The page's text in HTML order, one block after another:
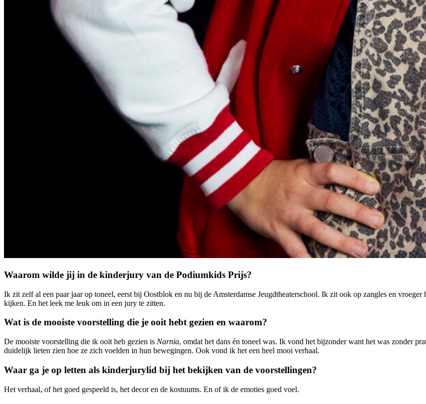
Waarom wilde jij in de kinderjury van de Podiumkids Prijs?
Ik zit zelf al een paar jaar op toneel, eerst bij Oostblok en nu bij de Amsterdamse Jeugdtheaterschool. Ik zit ook op zangles en
kijken. En het leek me leuk om in een jury te zitten.
Wat is de mooiste voorstelling die je ooit hebt gezien en waarom?
De mooiste voorstelling die ik ooit heb gezien is Narnia, omdat het dans én toneel was. Ik vond het bijzonder want het was zonder
duidelijk lieten zien hoe ze zich voelden in hun bewegingen. Ook vond ik het een heel mooi verhaal.
Waar ga je op letten als kinderjurylid bij het bekijken van de voorstellingen?
Het verhaal, of het goed gespeeld is, het decor en de kostuums. En of ik de emoties goed voel.